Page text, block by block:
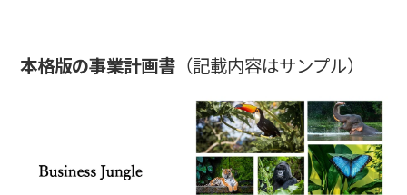
本格版の事業計画書（記載内容はサンプル）